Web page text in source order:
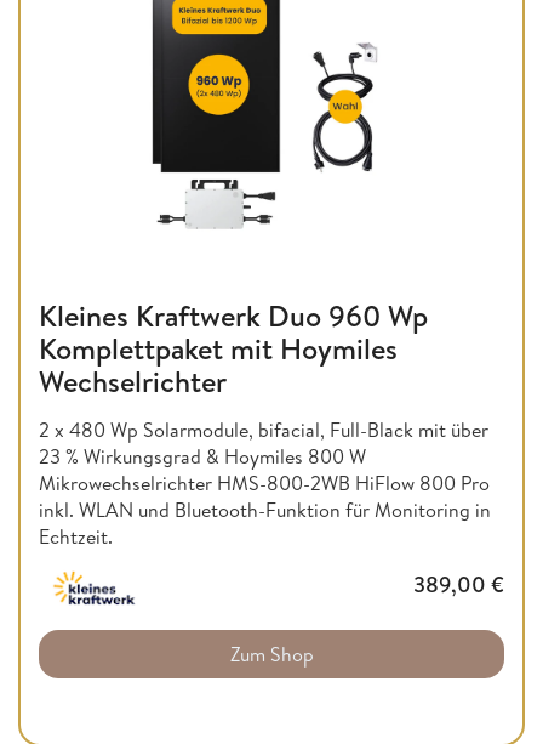
Kleines Kraftwerk Duo 960 Wp
Komplettpaket mit Hoymiles
Wechselrichter
2 x 480 Wp Solarmodule, bifacial, Full-Black mit über
23 % Wirkungsgrad & Hoymiles 800 W
Mikrowechselrichter HMS-800-2WB HiFlow 800 Pro
inkl. WLAN und Bluetooth-Funktion für Monitoring in
Echtzeit.
389,00 €
Zum Shop